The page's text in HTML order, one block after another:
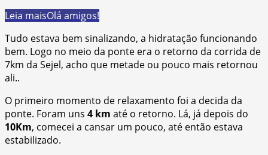
Leia maisOlá amigos!
Tudo estava bem sinalizando, a hidratação funcionando
bem. Logo no meio da ponte era o retorno da corrida de
7km da Sejel, acho que metade ou pouco mais retornou
ali..
O primeiro momento de relaxamento foi a decida da
ponte. Foram uns 4 km até o retorno. Lá, já depois do
10Km, comecei a cansar um pouco, até então estava
estabilizado.